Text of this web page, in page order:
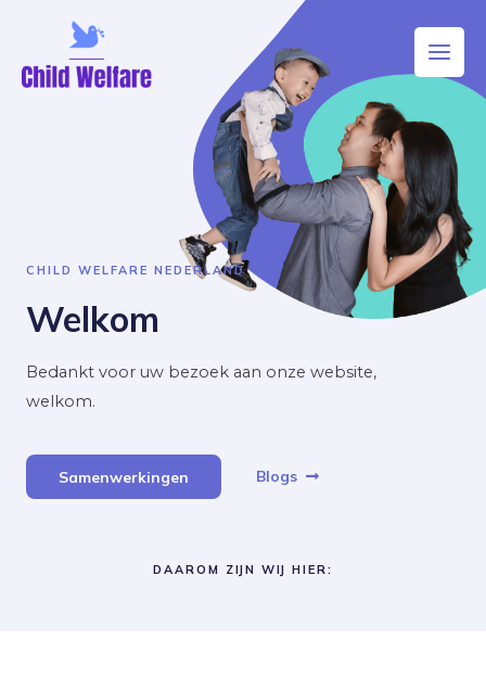
CHILD WELFARE NEDERLAND
Welkom
Bedankt voor uw bezoek aan onze website,
welkom.
Samenwerkingen Blogs
DAAROM ZIJN WIJ HIER: